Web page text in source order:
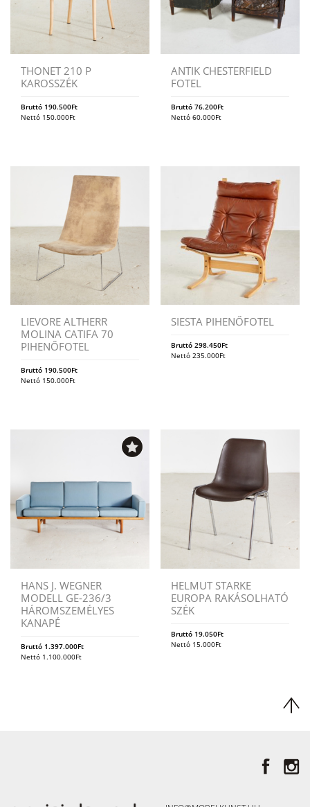
THONET 210 P
KAROSSZÉK
Bruttó 190.500Ft
Nettó 150.000Ft
ANTIK CHESTERFIELD
FOTEL
Bruttó76.200Ft
Nettó60.000Ft
LIEVORE ALTHERR
MOLINA CATIFA 70
PIHENŐFOTEL
Bruttó 190.500Ft
Nettó 150.000Ft
SIESTA PIHENŐFOTEL
Bruttó298.450Ft
Nettó235.000Ft
HANS J. WEGNER
MODELL GE-236/3
HÁROMSZEMÉLYES
KANAPÉ
Bruttó 1.397.000Ft
Nettó 1.100.000Ft
HELMUT STARKE
EUROPA RAKÁSOLHATÓ
SZÉK
Bruttó 19.050Ft
Nettó 15.000Ft